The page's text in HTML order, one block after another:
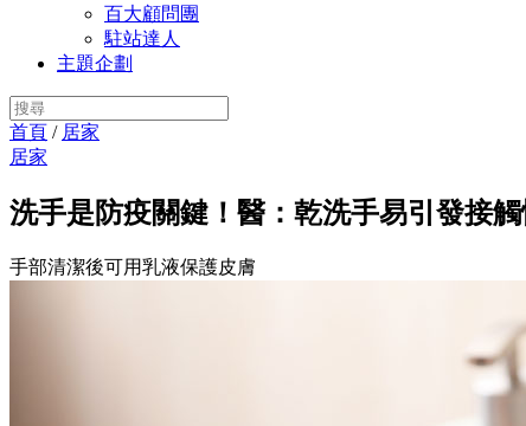
百大顧問團
駐站達人
主題企劃
首頁 / 居家
居家
洗手是防疫關鍵！醫：乾洗手易引發接
手部清潔後可用乳液保護皮膚